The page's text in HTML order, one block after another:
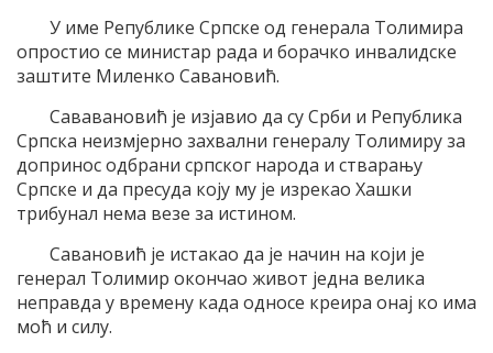
У име Републике Српске од генерала Толимира
опростио се министар рада и борачко инвалидске
заштите Миленко Савановић.
Сававановић је изјавио да су Срби и Република
Српска неизмјерно захвални генералу Толимиру за
допринос одбрани српског народа и стварању
Српске и да пресуда коју му је изрекао Хашки
трибунал нема везе за истином.
Савановић је истакао да је начин на који је
генерал Толимир окончао живот једна велика
неправда у времену када односе креира онај ко има
моћ и силу.